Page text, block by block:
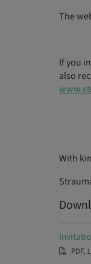
The
If you
also
With
PDF,